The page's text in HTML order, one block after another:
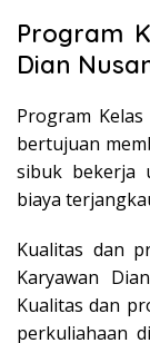
Program
Dian
Program
bertujuan
sibuk bekerja
biaya
Kualitas dan
Karyawan
Kualitas dan
perkuliahaan